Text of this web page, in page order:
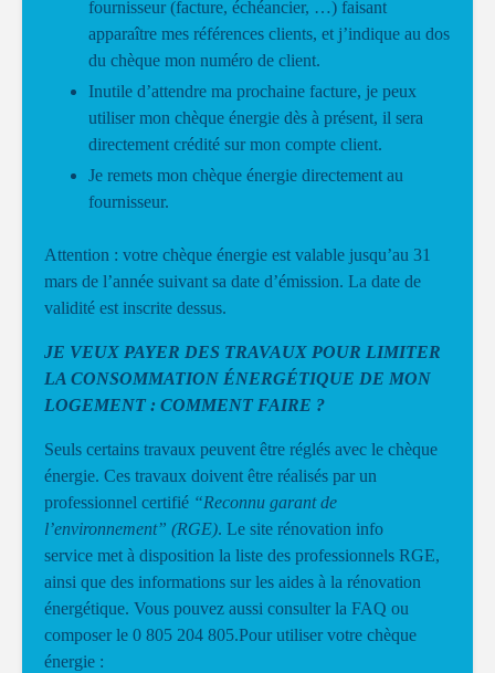
fournisseur (facture, échéancier, …) faisant
apparaître mes références clients, et j’indique au dos
du chèque mon numéro de client.
Inutile d’attendre ma prochaine facture, je peux
utiliser mon chèque énergie dès à présent, il sera
directement crédité sur mon compte client.
Je remets mon chèque énergie directement au
fournisseur.
Attention : votre chèque énergie est valable jusqu’au 31
mars de l’année suivant sa date d’émission. La date de
validité est inscrite dessus.
JE VEUX PAYER DES TRAVAUX POUR LIMITER
LA CONSOMMATION ÉNERGÉTIQUE DE MON
LOGEMENT : COMMENT FAIRE ?
Seuls certains travaux peuvent être réglés avec le chèque
énergie. Ces travaux doivent être réalisés par un
professionnel certifié “Reconnu garant de
l’environnement” (RGE). Le site rénovation info
service met à disposition la liste des professionnels RGE,
ainsi que des informations sur les aides à la rénovation
énergétique. Vous pouvez aussi consulter la FAQ ou
composer le 0 805 204 805.Pour utiliser votre chèque
énergie :